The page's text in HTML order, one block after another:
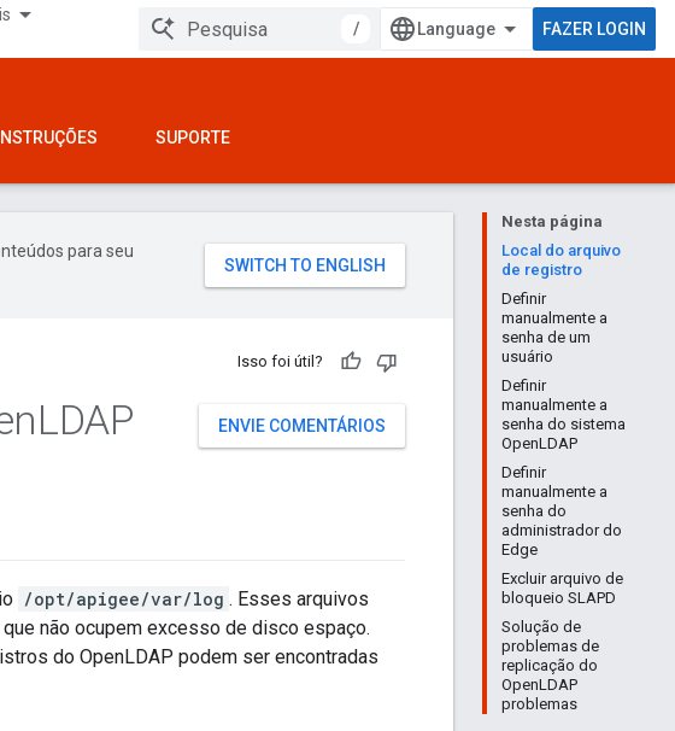
/ FAZER LOGIN
SUPORTE
Nesta página
Local do arquivo
de registro
Definir
manualmente a
senha de um
usuário
Definir
manualmente a
senha do sistema
OpenLDAP
Definir
manualmente a
senha do
administrador do
Edge
Excluir arquivo de
bloqueio SLAPD
Solução de
problemas de
replicação do
OpenLDAP
problemas
para seu
Isso foi útil?
ENVIE COMENTÁRIOS
LDAP
/opt/apigee/var/log . Esses arquivos
não ocupem excesso de disco espaço.
do OpenLDAP podem ser encontradas